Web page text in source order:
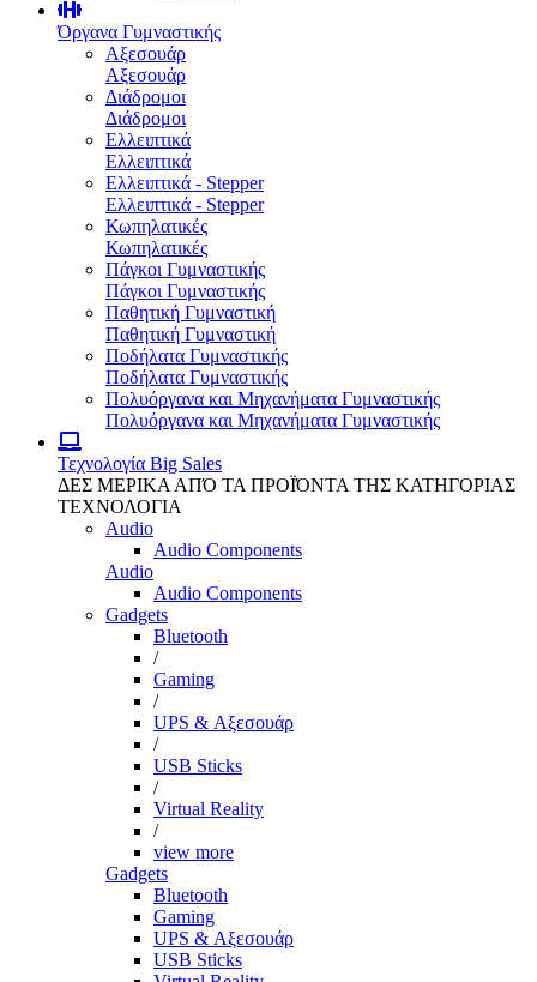
Όργανα Γυμναστικής
Αξεσουάρ
Αξεσουάρ
Διάδρομοι
Διάδρομοι
Ελλειπτικά
Ελλειπτικά
Ελλειπτικά - Stepper
Ελλειπτικά - Stepper
Κωπηλατικές
Κωπηλατικές
Πάγκοι Γυμναστικής
Πάγκοι Γυμναστικής
Παθητική Γυμναστική
Παθητική Γυμναστική
Ποδήλατα Γυμναστικής
Ποδήλατα Γυμναστικής
Πολυόργανα και Μηχανήματα Γυμναστικής
Πολυόργανα και Μηχανήματα Γυμναστικής
Τεχνολογία Big Sales
ΔΕΣ ΜΕΡΙΚΑ ΑΠΌ ΤΑ ΠΡΟΪΌΝΤΑ ΤΗΣ ΚΑΤΗΓΟΡΙΑΣ
ΤΕΧΝΟΛΟΓΙΑ
Audio
Audio Components
Audio
Audio Components
Gadgets
Bluetooth
/
Gaming
/
UPS & Αξεσουάρ
/
USB Sticks
/
Virtual Reality
/
view more
Gadgets
Bluetooth
Gaming
UPS & Αξεσουάρ
USB Sticks